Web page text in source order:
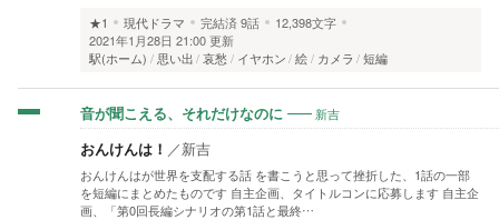
★1
現代ドラマ 完結済9話
12,398文字
2021年1月28日 21:00 更新
駅(ホーム)
思い出 哀愁 イヤホン 絵 カメラ 短編
音が聞こえる、それだけなのに 新吉
おんけんは！ ／新吉
おんけんはが世界を支配する話 を書こうと思って挫折した、1話の一部
を短編にまとめたものです 自主企画、タイトルコンに応募します 自主企
画、「第0回長編シナリオの第1話と最終…